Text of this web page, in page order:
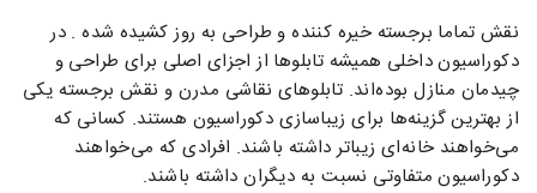
نقش تماما برجسته خیره کننده و طراحی به روز کشیده شده . در
دکوراسیون داخلی همیشه تابلو‌ها از اجزای اصلی برای طراحی و
چیدمان منازل بوده‌اند. تابلو‌های نقاشی مدرن و نقش برجسته یکی
از بهترین گزینه‌ها برای زیبا‌سازی دکوراسیون هستند. کسانی که
می‌خواهند خانه‌ای زیباتر داشته‌ باشند. افرادی که می‌خواهند
دکوراسیون متفاوتی نسبت به دیگران داشته‌ باشند.